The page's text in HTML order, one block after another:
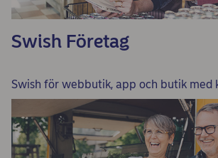
Swish Företag
Swish för webbutik, app och butik med